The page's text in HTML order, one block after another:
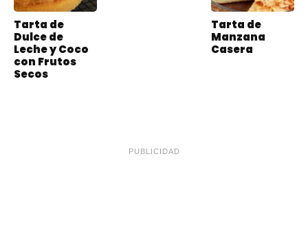
Tarta de
Dulce de
Leche y Coco
con Frutos
Secos
Tarta de
Manzana
Casera
PUBLICIDAD